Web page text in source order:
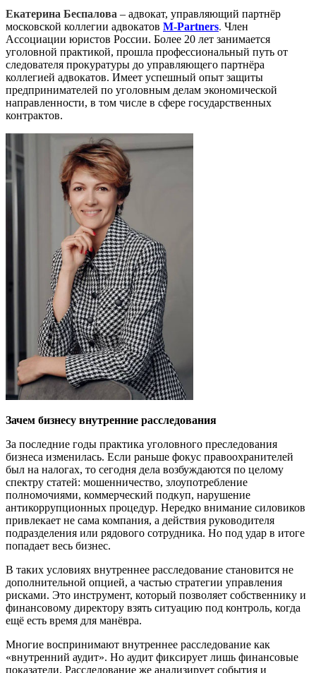
Екатерина Беспалова – адвокат, управляющий партнёр
московской коллегии адвокатов M-Partners. Член
Ассоциации юристов России. Более 20 лет занимается
уголовной практикой, прошла профессиональный путь от
следователя прокуратуры до управляющего партнёра
коллегией адвокатов. Имеет успешный опыт защиты
предпринимателей по уголовным делам экономической
направленности, в том числе в сфере государственных
контрактов.
Зачем бизнесу внутренние расследования
За последние годы практика уголовного преследования
бизнеса изменилась. Если раньше фокус правоохранителей
был на налогах, то сегодня дела возбуждаются по целому
спектру статей: мошенничество, злоупотребление
полномочиями, коммерческий подкуп, нарушение
антикоррупционных процедур. Нередко внимание силовиков
привлекает не сама компания, а действия руководителя
подразделения или рядового сотрудника. Но под удар в итоге
попадает весь бизнес.
В таких условиях внутреннее расследование становится не
дополнительной опцией, а частью стратегии управления
рисками. Это инструмент, который позволяет собственнику и
финансовому директору взять ситуацию под контроль, когда
ещё есть время для манёвра.
Многие воспринимают внутреннее расследование как
«внутренний аудит». Но аудит фиксирует лишь финансовые
показатели. Расследование же анализирует события и